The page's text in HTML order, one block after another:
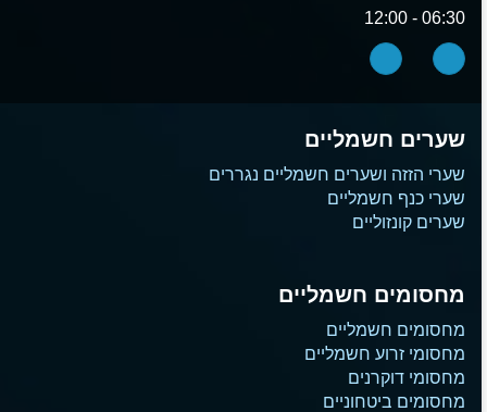
06:30 - 12:00
שערים חשמליים
שערי הזזה ושערים חשמליים נגררים
שערי כנף חשמליים
שערים קונזוליים
מחסומים חשמליים
מחסומים חשמליים
מחסומי זרוע חשמליים
מחסומי דוקרנים
מחסומים ביטחוניים